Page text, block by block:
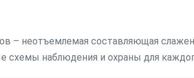
– неотъемлемая составляющая
схемы наблюдения и охраны для